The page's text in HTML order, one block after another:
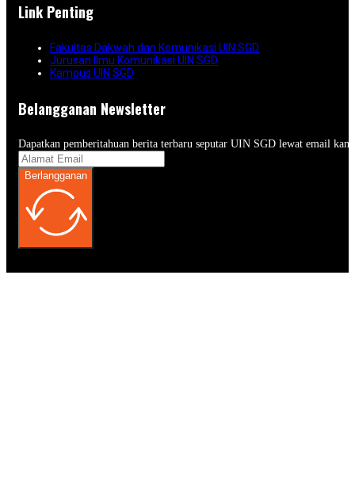
Link Penting
Fakultas Dakwah dan Komunikasi UIN SGD
Jurusan Ilmu Komunikasi UIN SGD
Kampus UIN SGD
Belangganan Newsletter
Dapatkan pemberitahuan berita terbaru seputar UIN SGD lewat email
Berlangganan